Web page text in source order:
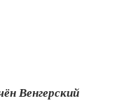
Венгерский